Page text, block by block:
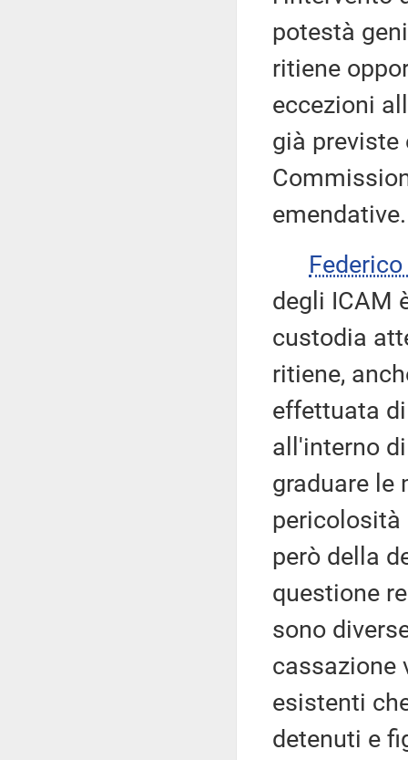
potestà
ritiene
eccezioni
già previste
emendative.
Federico
degli ICAM
custodia
ritiene,
effettuata
all'interno
graduare le
pericolosità
però della
questione
sono
cassazione
esistenti
detenuti e